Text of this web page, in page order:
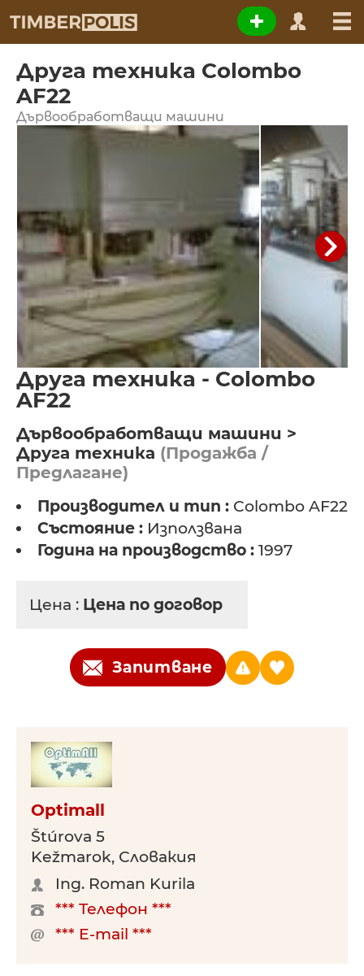
Друга техника Colombo
AF22
Дървообработващи машини
Друга техника - Colombo
AF22
Дървообработващи машини >
Друга техника (Продажба /
Предлагане)
Производител и тип : Colombo AF22
Състояние : Използвана
Година на производство : 1997
Цена : Цена по договор
Запитване
Optimall
Štúrova 5
Kežmarok, Словакия
Ing. Roman Kurila
*** Телефон ***
*** E-mail ***